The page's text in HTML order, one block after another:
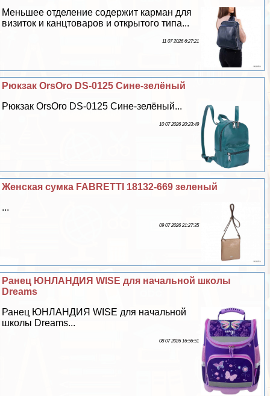
Меньшее отделение содержит карман для
визиток и канцтоваров и открытого типа...
11 07 2026 6:27:21
Рюкзак OrsOro DS-0125 Сине-зелёный
Рюкзак OrsOro DS-0125 Сине-зелёный...
10 07 2026 20:23:49
Женская сумка FABRETTI 18132-669 зеленый
...
09 07 2026 21:27:35
Ранец ЮНЛАНДИЯ WISE для начальной школы
Dreams
Ранец ЮНЛАНДИЯ WISE для начальной
школы Dreams...
08 07 2026 16:56:51